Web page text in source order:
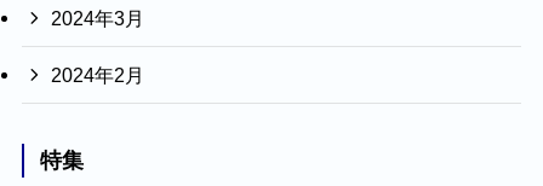
2024年3月
2024年2月
特集